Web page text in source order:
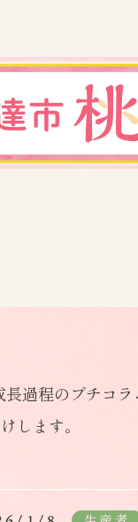
過程のプチコラ
します。